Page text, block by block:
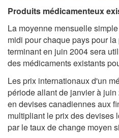
Produits médicamenteux
La moyenne mensuelle
midi pour chaque pays pour
terminant en juin 2004 sera
des médicaments existants
Les prix internationaux d'un
période allant de janvier à
en devises canadiennes aux
multipliant le prix des devises
par le taux de change moyen